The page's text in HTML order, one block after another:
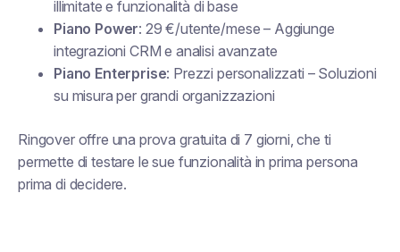
illimitate e funzionalità di base
Piano Power: 29 €/utente/mese – Aggiunge
integrazioni CRM e analisi avanzate
Piano Enterprise: Prezzi personalizzati – Soluzioni
su misura per grandi organizzazioni
Ringover offre una prova gratuita di 7 giorni, che ti
permette di testare le sue funzionalità in prima persona
prima di decidere.